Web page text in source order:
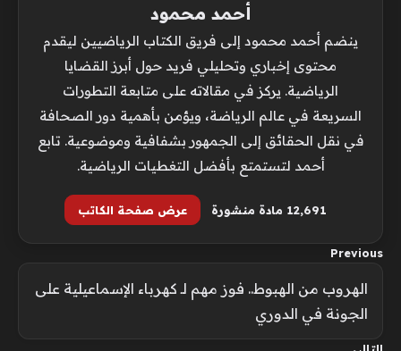
أحمد محمود
ينضم أحمد محمود إلى فريق الكتاب الرياضيين ليقدم
محتوى إخباري وتحليلي فريد حول أبرز القضايا
الرياضية. يركز في مقالاته على متابعة التطورات
السريعة في عالم الرياضة، ويؤمن بأهمية دور الصحافة
في نقل الحقائق إلى الجمهور بشفافية وموضوعية. تابع
أحمد لتستمتع بأفضل التغطيات الرياضية.
12٬691 مادة منشورة عرض صفحة الكاتب
Previous
الهروب من الهبوط.. فوز مهم لـ كهرباء الإسماعيلية على
الجونة في الدوري